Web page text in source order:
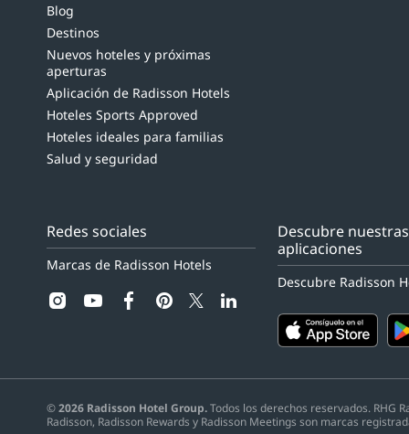
Blog
Destinos
Nuevos hoteles y próximas
aperturas
Aplicación de Radisson Hotels
Hoteles Sports Approved
Hoteles ideales para familias
Salud y seguridad
Redes sociales
Marcas de Radisson Hotels
instagram
youtubefacebook
pinterest
twitter
Descubre nuestras
aplicaciones
Descubre Radisson
©2026 Radisson Hotel Group.Todos los derechos reservados. RHG
Radisson, Radisson Rewards y Radisson Meetings son marcas